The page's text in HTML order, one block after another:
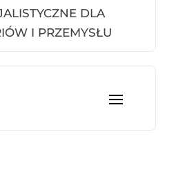
DLA
I PRZEMYSŁU